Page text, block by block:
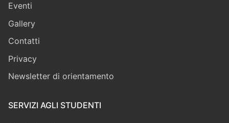
Eventi
Gallery
Contatti
Privacy
Newsletter di orientamento
SERVIZI AGLI STUDENTI